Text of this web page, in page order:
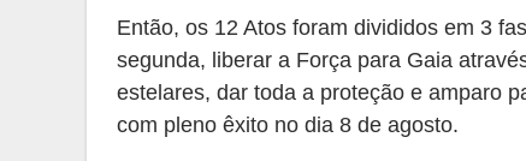
Então, os 12 Atos foram divididos em 3
segunda, liberar a Força para Gaia
estelares, dar toda a proteção e amparo
com pleno êxito no dia 8 de agosto.